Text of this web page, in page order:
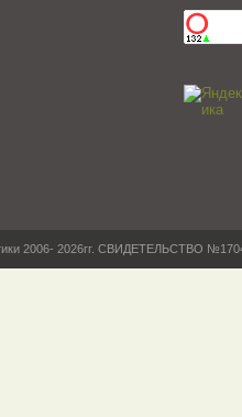
2006- 2026гг. СВИДЕТЕЛЬСТВО